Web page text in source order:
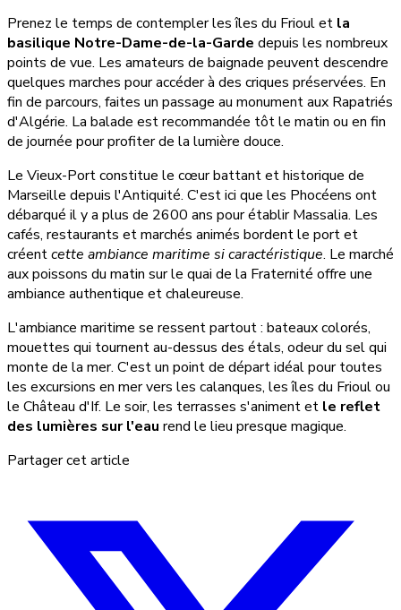
Prenez le temps de contempler les îles du Frioul et la
basilique Notre-Dame-de-la-Garde depuis les nombreux
points de vue. Les amateurs de baignade peuvent descendre
quelques marches pour accéder à des criques préservées. En
fin de parcours, faites un passage au monument aux Rapatriés
d'Algérie. La balade est recommandée tôt le matin ou en fin
de journée pour profiter de la lumière douce.
Le Vieux-Port constitue le cœur battant et historique de
Marseille depuis l'Antiquité. C'est ici que les Phocéens ont
débarqué il y a plus de 2600 ans pour établir Massalia. Les
cafés, restaurants et marchés animés bordent le port et
créentcette ambiance maritime si caractéristique. Le marché
aux poissons du matin sur le quai de la Fraternité offre une
ambiance authentique et chaleureuse.
L'ambiance maritime se ressent partout : bateaux colorés,
mouettes qui tournent au-dessus des étals, odeur du sel qui
monte de la mer. C'est un point de départ idéal pour toutes
les excursions en mer vers les calanques, les îles du Frioul ou
le Château d'If. Le soir, les terrasses s'animent et le reflet
des lumières sur l'eau rend le lieu presque magique.
Partager cet article